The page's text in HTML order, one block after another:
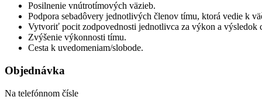
Posilnenie vnútrotímových väzieb.
Podpora sebadôvery jednotlivých členov tímu, ktorá vedie k
Vytvoriť pocit zodpovednosti jednotlivca za výkon a výsledok
Zvýšenie výkonnosti tímu.
Cesta k uvedomeniam/slobode.
Objednávka
Na telefónnom čísle